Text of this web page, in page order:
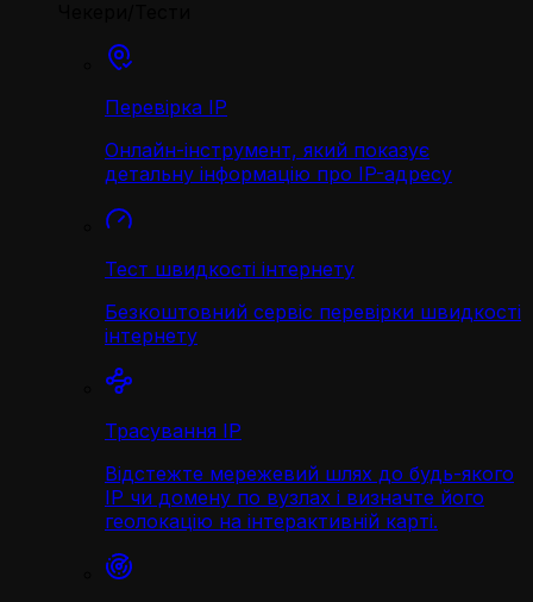
Перевірка IP
Онлайн-інструмент, який показує
детальну інформацію про IP-адресу
Тест швидкості інтернету
Безкоштовний сервіс перевірки швидкості
інтернету
Трасування IP
Відстежте мережевий шлях до будь-якого
IP чи домену по вузлах і визначте його
геолокацію на інтерактивній карті.